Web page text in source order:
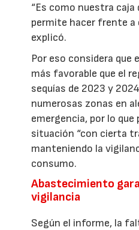
“Es como nuestra caja
permite hacer frente a
explicó.
Por eso considera que
más favorable que el
sequías de 2023 y
numerosas zonas en
emergencia, por lo
situación “con cierta
manteniendo la
consumo.
Abastecimiento
vigilancia
Según el informe, la